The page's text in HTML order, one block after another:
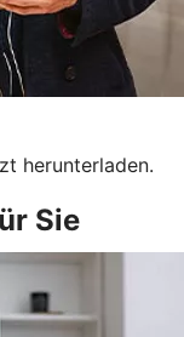
herunterladen.
Sie